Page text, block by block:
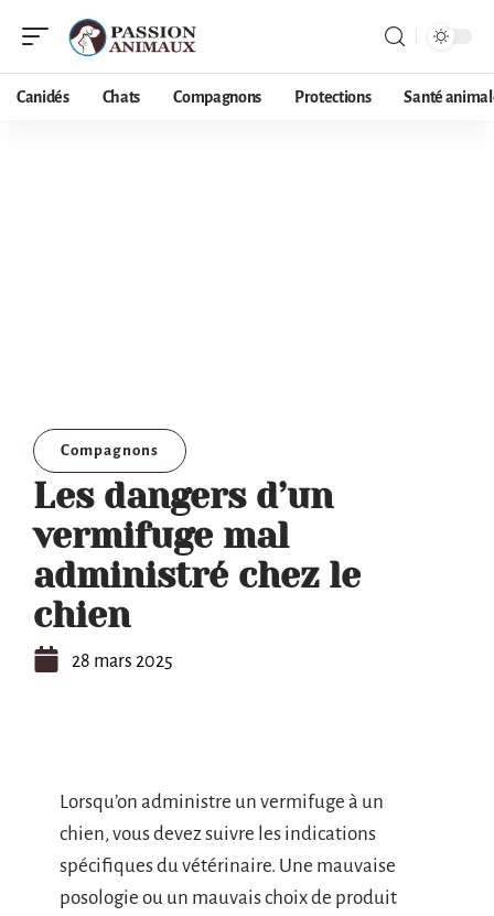
Canidés Chats Compagnons Protections Santé
Compagnons
Les dangers d’un
vermifuge mal
administré chez le
chien
28 mars 2025
Lorsqu’on administre un vermifuge à un
chien, vous devez suivre les indications
spécifiques du vétérinaire. Une mauvaise
posologie ou un mauvais choix de produit